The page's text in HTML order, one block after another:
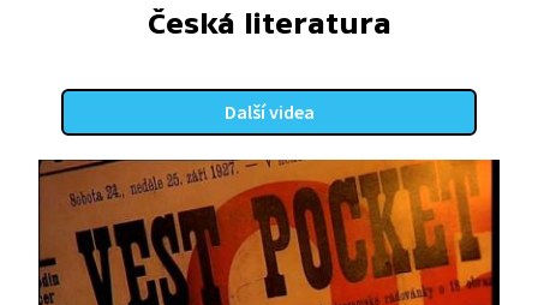
se pravidelně koná v Liberci. Video je doplněno
o záběry z vybraných divadelních her.
Česká literatura
Další videa